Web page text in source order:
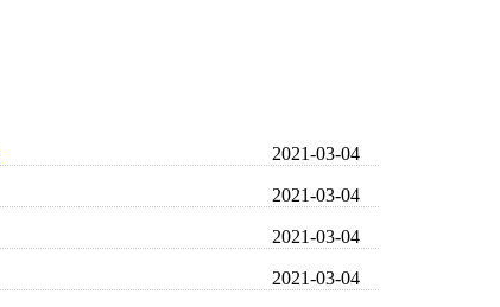
2021-03-04
2021-03-04
2021-03-04
2021-03-04